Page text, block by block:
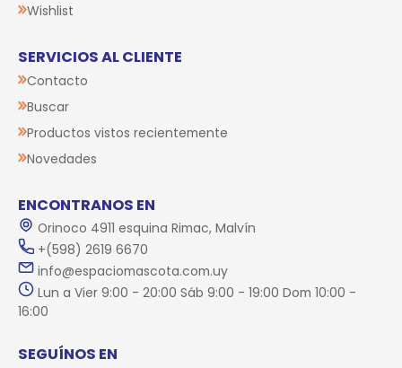
Wishlist
SERVICIOS AL CLIENTE
Contacto
Buscar
Productos vistos recientemente
Novedades
ENCONTRANOS EN
Orinoco 4911 esquina Rimac, Malvín
+(598) 2619 6670
info@espaciomascota.com.uy
Lun a Vier 9:00 - 20:00 Sáb 9:00 - 19:00 Dom 10:00 -
16:00
SEGUÍNOS EN